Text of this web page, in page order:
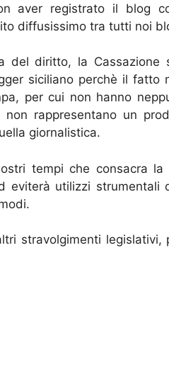
aver registrato il blog
diffusissimo tra tutti noi
del diritto, la Cassazione
siciliano perchè il fatto
per cui non hanno
rappresentano un
giornalistica.
tempi che consacra la
utilizzi strumentali
stravolgimenti